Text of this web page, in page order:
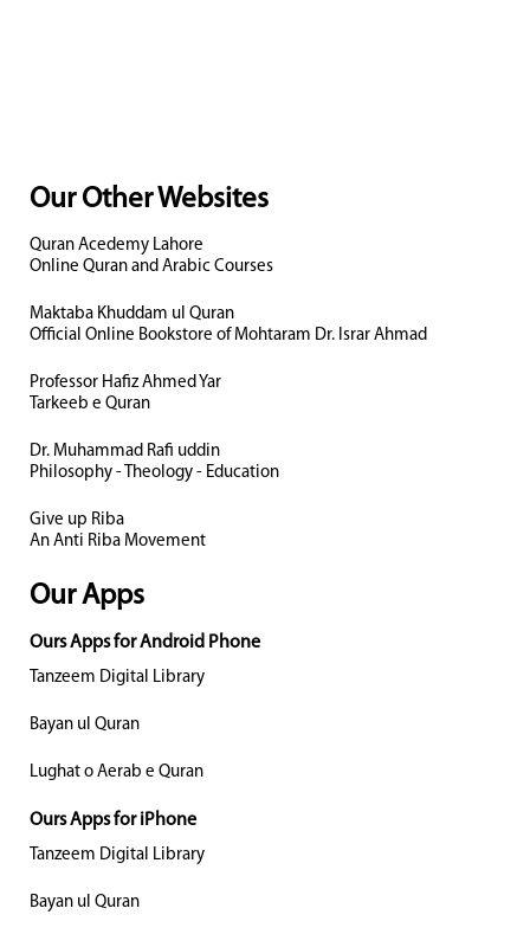
Our Other Websites
Quran Acedemy Lahore
Online Quran and Arabic Courses
Maktaba Khuddam ul Quran
Official Online Bookstore of Mohtaram Dr. Israr Ahmad
Professor Hafiz Ahmed Yar
Tarkeeb e Quran
Dr. Muhammad Rafi uddin
Philosophy - Theology - Education
Give up Riba
An Anti Riba Movement
Our Apps
Ours Apps for Android Phone
Tanzeem Digital Library
Bayan ul Quran
Lughat o Aerab e Quran
Ours Apps for iPhone
Tanzeem Digital Library
Bayan ul Quran